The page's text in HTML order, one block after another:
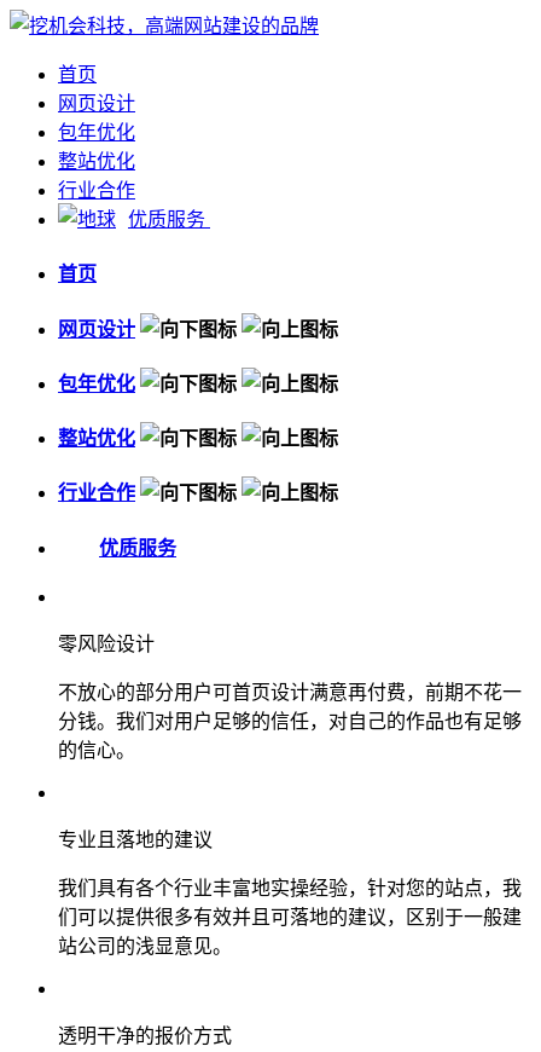
首页
网页设计
包年优化
整站优化
行业合作
优质服务
首页
网页设计
包年优化
整站优化
行业合作
优质服务
零风险设计
不放心的部分用户可首页设计满意再付费，前期不花一
分钱。我们对用户足够的信任，对自己的作品也有足够
的信心。
专业且落地的建议
我们具有各个行业丰富地实操经验，针对您的站点，我
们可以提供很多有效并且可落地的建议，区别于一般建
站公司的浅显意见。
透明干净的报价方式